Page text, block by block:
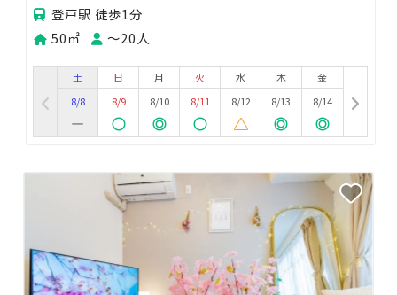
登戸駅 徒歩1分
50㎡
〜20人
土
8/8
日
8/9
月
8/10
火
8/11
水
8/12
木
8/13
金
8/14